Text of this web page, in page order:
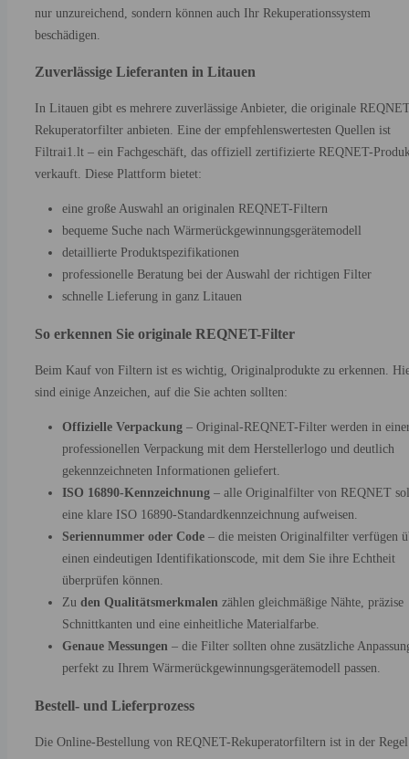
nur unzureichend, sondern können auch Ihr Rekuperationssystem
beschädigen.
Zuverlässige Lieferanten in Litauen
In Litauen gibt es mehrere zuverlässige Anbieter, die originale
Rekuperatorfilter anbieten. Eine der empfehlenswertesten Quellen ist
Filtrai1.lt – ein Fachgeschäft, das offiziell zertifizierte REQNET-
verkauft. Diese Plattform bietet:
eine große Auswahl an originalen REQNET-Filtern
bequeme Suche nach Wärmerückgewinnungsgerätemodell
detaillierte Produktspezifikationen
professionelle Beratung bei der Auswahl der richtigen Filter
schnelle Lieferung in ganz Litauen
So erkennen Sie originale REQNET-Filter
Beim Kauf von Filtern ist es wichtig, Originalprodukte zu erkennen.
sind einige Anzeichen, auf die Sie achten sollten:
Offizielle Verpackung – Original-REQNET-Filter werden in
professionellen Verpackung mit dem Herstellerlogo und deutlich
gekennzeichneten Informationen geliefert.
ISO 16890-Kennzeichnung – alle Originalfilter von REQNET
eine klare ISO 16890-Standardkennzeichnung aufweisen.
Seriennummer oder Code – die meisten Originalfilter verfügen
einen eindeutigen Identifikationscode, mit dem Sie ihre Echtheit
überprüfen können.
Zu den Qualitätsmerkmalen zählen gleichmäßige Nähte, präzise
Schnittkanten und eine einheitliche Materialfarbe.
Genaue Messungen – die Filter sollten ohne zusätzliche
perfekt zu Ihrem Wärmerückgewinnungsgerätemodell passen.
Bestell- und Lieferprozess
Die Online-Bestellung von REQNET-Rekuperatorfiltern ist in der Regel